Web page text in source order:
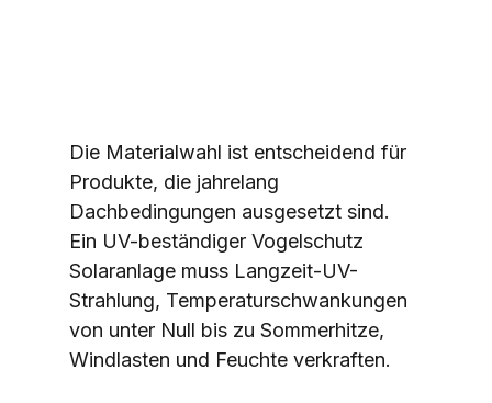
Die Materialwahl ist entscheidend für
Produkte, die jahrelang
Dachbedingungen ausgesetzt sind.
Ein UV-beständiger Vogelschutz
Solaranlage muss Langzeit-UV-
Strahlung, Temperaturschwankungen
von unter Null bis zu Sommerhitze,
Windlasten und Feuchte verkraften.